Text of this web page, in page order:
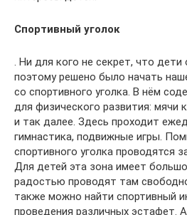
Спортивный уголок
. Ни для кого не секрет, что
поэтому решено было начать
со спортивного уголка. В нём
для физического развития: мячи
и так далее. Здесь проходит
гимнастика, подвижные игры.
спортивного уголка проводятся
Для детей эта зона имеет
радостью проводят там
также можно найти спортивный
проведения различных эстафет. А